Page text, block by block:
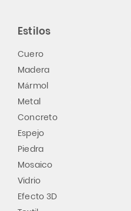
Estilos
Cuero
Madera
Mármol
Metal
Concreto
Espejo
Piedra
Mosaico
Vidrio
Efecto 3D